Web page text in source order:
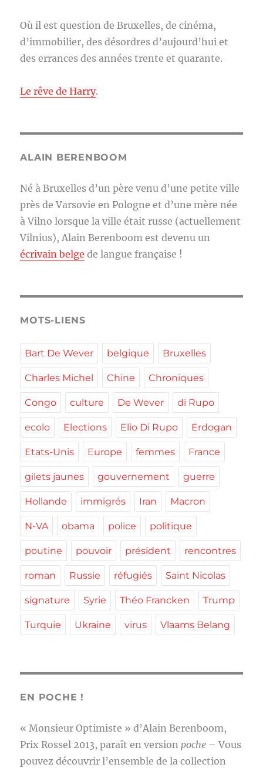
Où il est question de Bruxelles, de cinéma,
d’immobilier, des désordres d’aujourd’hui et
des errances des années trente et quarante.
Le rêve de Harry.
ALAIN BERENBOOM
Né à Bruxelles d’un père venu d’une petite ville
près de Varsovie en Pologne et d’une mère née
à Vilno lorsque la ville était russe (actuellement
Vilnius), Alain Berenboom est devenu un
écrivain belge de langue française !
MOTS-LIENS
Bart De Wever belgique Bruxelles
Charles Michel Chine Chroniques
Congo culture De Wever di Rupo
ecolo Elections Elio Di Rupo Erdogan
Etats-Unis Europe femmes France
gilets jaunes gouvernement guerre
Hollande immigrés Iran Macron
N-VA obama police politique
poutine pouvoir président rencontres
roman Russie réfugiés Saint Nicolas
signature Syrie Théo Francken Trump
Turquie Ukraine virus Vlaams Belang
EN POCHE !
« Monsieur Optimiste » d’Alain Berenboom,
Prix Rossel 2013, paraît en version poche – Vous
pouvez découvrir l’ensemble de la collection